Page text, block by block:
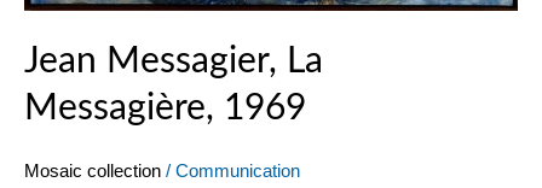
Jean Messagier, La
Messagière, 1969
Mosaic collection / Communication